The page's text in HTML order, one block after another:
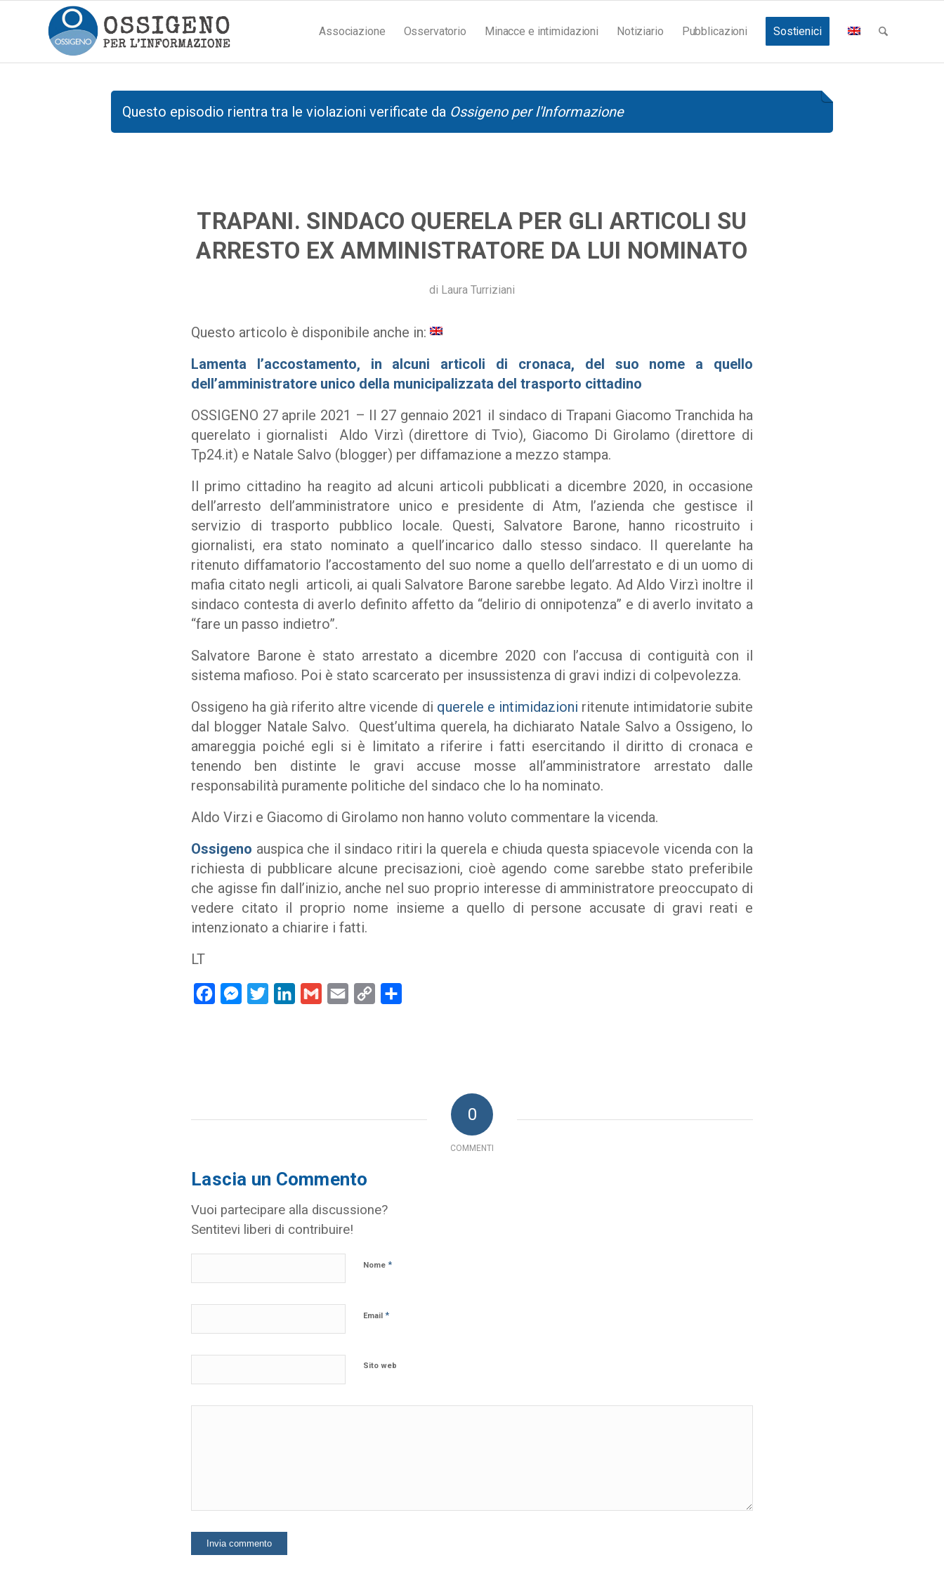
Associazione Osservatorio Minacce e intimidazioni Notiziario Pubblicazioni Sostienici
Questo episodio rientra tra le violazioni verificate da Ossigeno per l'Informazione
TRAPANI. SINDACO QUERELA PER GLI ARTICOLI SU
ARRESTO EX AMMINISTRATORE DA LUI NOMINATO
di Laura Turriziani
Questo articolo è disponibile anche in:
Lamenta l’accostamento, in alcuni articoli di cronaca, del suo nome a quello
dell’amministratore unico della municipalizzata del trasporto cittadino
OSSIGENO 27 aprile 2021 – Il 27 gennaio 2021 il sindaco di Trapani Giacomo Tranchida ha
querelato i giornalisti Aldo Virzì (direttore di Tvio), Giacomo Di Girolamo (direttore di
Tp24.it) e Natale Salvo (blogger) per diffamazione a mezzo stampa.
Il primo cittadino ha reagito ad alcuni articoli pubblicati a dicembre 2020, in occasione
dell’arresto dell’amministratore unico e presidente di Atm, l’azienda che gestisce il
servizio di trasporto pubblico locale. Questi, Salvatore Barone, hanno ricostruito i
giornalisti, era stato nominato a quell’incarico dallo stesso sindaco. Il querelante ha
ritenuto diffamatorio l’accostamento del suo nome a quello dell’arrestato e di un uomo di
mafia citato negli articoli, ai quali Salvatore Barone sarebbe legato. Ad Aldo Virzì inoltre il
sindaco contesta di averlo definito affetto da “delirio di onnipotenza” e di averlo invitato a
“fare un passo indietro”.
Salvatore Barone è stato arrestato a dicembre 2020 con l’accusa di contiguità con il
sistema mafioso. Poi è stato scarcerato per insussistenza di gravi indizi di colpevolezza.
Ossigeno ha già riferito altre vicende di querele e intimidazioni ritenute intimidatorie subite
dal blogger Natale Salvo. Quest’ultima querela, ha dichiarato Natale Salvo a Ossigeno, lo
amareggia poiché egli si è limitato a riferire i fatti esercitando il diritto di cronaca e
tenendo ben distinte le gravi accuse mosse all’amministratore arrestato dalle
responsabilità puramente politiche del sindaco che lo ha nominato.
Aldo Virzi e Giacomo di Girolamo non hanno voluto commentare la vicenda.
Ossigeno auspica che il sindaco ritiri la querela e chiuda questa spiacevole vicenda con la
richiesta di pubblicare alcune precisazioni, cioè agendo come sarebbe stato preferibile
che agisse fin dall’inizio, anche nel suo proprio interesse di amministratore preoccupato di
vedere citato il proprio nome insieme a quello di persone accusate di gravi reati e
intenzionato a chiarire i fatti.
LT
FacebookMessenger
Twitter LinkedInGmail Email
Copy
0
COMMENTI
Lascia un Commento
Vuoi partecipare alla discussione?
Sentitevi liberi di contribuire!
Nome *
Email *
Sito web